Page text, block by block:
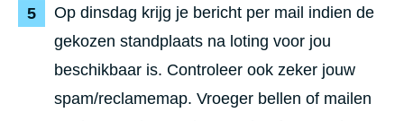
Op dinsdag krijg je bericht per mail indien de
gekozen standplaats na loting voor jou
beschikbaar is. Controleer ook zeker jouw
spam/reclamemap. Vroeger bellen of mailen